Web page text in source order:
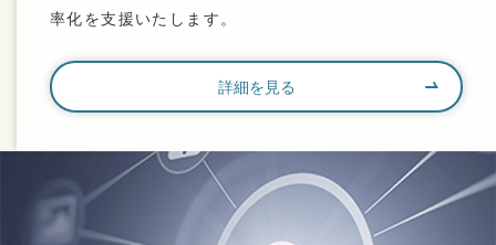
率化を支援いたします。
詳細を見る